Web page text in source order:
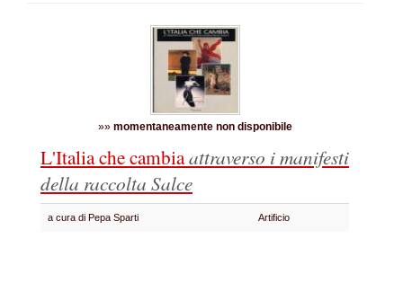
»» momentaneamente non disponibile
L'Italia che cambiaattraverso i manifesti
della raccolta Salce
a cura di Pepa Sparti Artificio